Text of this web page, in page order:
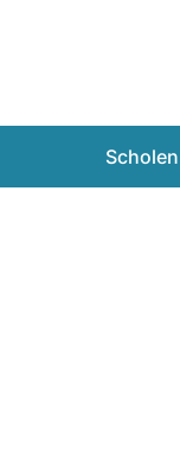
Scholen